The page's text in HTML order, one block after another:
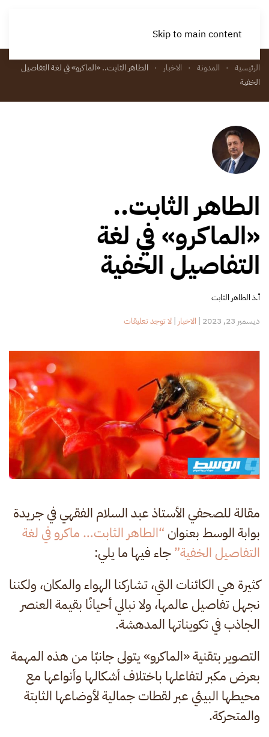
Skip to main content
الرئيسية المدونة الاخبار
الطاهر الثابت.. «الماكرو» في لغة التفاصيل
الخفية
الطاهر الثابت..
«الماكرو» في لغة
التفاصيل الخفية
أ.ذ الطاهر الثابت
ديسمبر 23, 2023 | الاخبار |لا توجد تعليقاتعلى
«الماكرو»
التفاصيل
مقالة للصحفي الأستاذ عبد السلام الفقهي في جريدة
بوابة الوسط بعنوان“الطاهر الثابت… ماكرو في لغة
التفاصيل الخفية”جاء فيها ما يلي:
كثيرة هي الكائنات التي، تشاركنا الهواء والمكان، ولكننا
نجهل تفاصيل عالمها، ولا نبالي أحيانًا بقيمة العنصر
الجاذب في تكويناتها المدهشة.
التصوير بتقنية «الماكرو» يتولى جانبًا من هذه المهمة
بعرض مكبر لتفاعلها باختلاف أشكالها وأنواعها مع
محيطها البيئي عبر لقطات جمالية لأوضاعها الثابتة
والمتحركة.